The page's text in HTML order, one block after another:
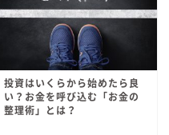
投資はいくらから始めたら良
い？お金を呼び込む「お金の
整理術」とは？